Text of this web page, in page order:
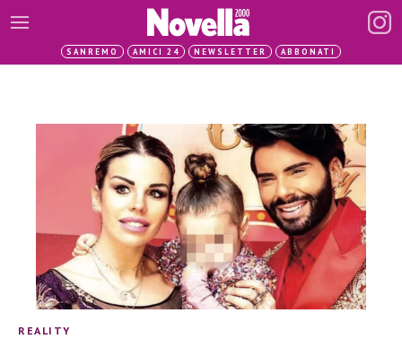
SANREMO AMICI 24 NEWSLETTER ABBONATI
REALITY